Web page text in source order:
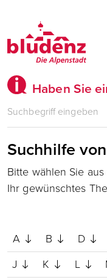
Haben Sie
Suchhilfe
Bitte wählen Sie
Ihr gewünschtes
A B D
J
K L